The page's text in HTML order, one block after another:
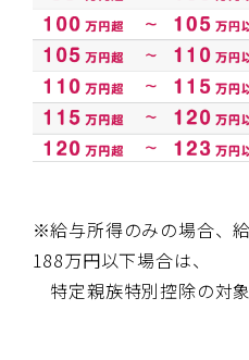
※給与所得のみの場合、
188万円以下場合は、
特定親族特別控除の対象